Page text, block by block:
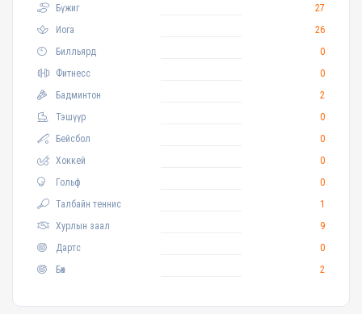
Бүжиг
27
Иога
26
Билльярд
0
Фитнесс
0
Бадминтон
2
Тэшүүр
0
Бейсбол
0
Хоккей
0
Гольф
0
Талбайн теннис
1
Хурлын заал
9
Дартс
0
Бөх
2